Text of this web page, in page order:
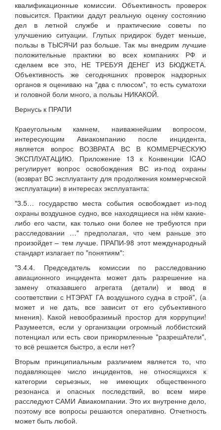
квалификационные комиссии. Объективность проверок
повысится. Практики дадут реальную оценку состоянию
дел в летной службе и практические советы по
улучшению ситуации. Глупых придирок будет меньше,
пользы в ТЫСЯЧИ раз больше. Так мы внедрим лучшие
положительные практики во всех компаниях РФ и
сделаем все это, НЕ ТРЕБУЯ ДЕНЕГ ИЗ БЮДЖЕТА.
Объективность же сегодняшних проверок надзорных
органов я оцениваю на "два с плюсом", то есть суматохи
и головной боли много, а пользы НИКАКОЙ.
Вернусь к ПРАПИ
Краеугольным камнем, наиважнейшим вопросом,
интересующим Авиакомпанию после инцидента,
является вопрос ВОЗВРАТА ВС В КОММЕРЧЕСКУЮ
ЭКСПЛУАТАЦИЮ. Приложение 13 к Конвенции ICAO
регулирует вопрос освобождения ВС из-под охраны
(возврат ВС эксплуатанту для продолжения коммерческой
эксплуатации) в интересах эксплуатанта:
"3.5… государство места события освобождает из-под
охраны воздушное судно, все находящиеся на нём какие-
либо его части, как только они более не требуются при
расследовании …" предполагая, что чем раньше это
произойдет – тем лучше. ПРАПИ-98 этот международный
стандарт излагает по "понятиям":
"3.4.4. Председатель комиссии по расследованию
авиационного инцидента может дать разрешение на
замену отказавшего агрегата (детали) и ввод в
соответствии с НТЭРАТ ГА воздушного судна в строй", (а
может и не дать, все зависит от его субъективного
мнения). Какой невообразимый простор для коррупции!
Разумеется, если у организации огромный лоббистский
потенциал или есть свои прикормленные "разрешАтели",
то всё решается быстро, а если нет?
Вторым принципиальным различием является то, что
подавляющее число инцидентов, не относящихся к
категории серьезных, не имеющих общественного
резонанса и опасных последствий, во всем мире
расследуют САМИ Авиакомпании. Это их внутренне дело,
поэтому все вопросы решаются оперативно. Отчетность
может быть любой.